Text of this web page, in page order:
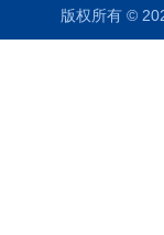
版权所有 ©